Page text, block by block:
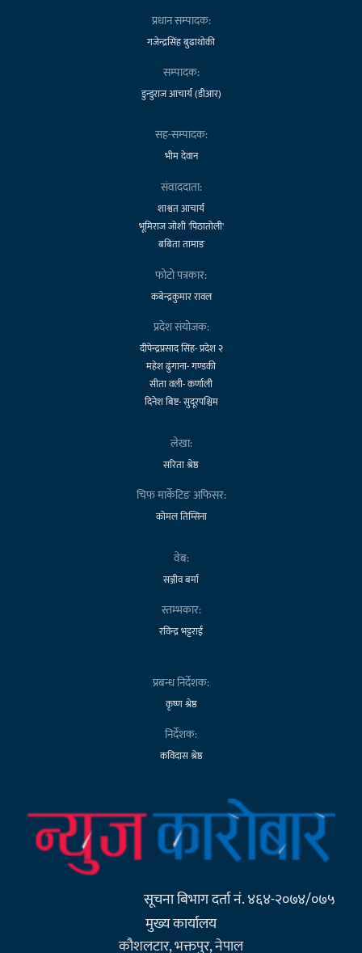
प्रधान सम्पादक:
गजेन्द्रसिंह बुढाथोकी
सम्पादक:
डुन्डुराज आचार्य (डीआर)
सह-सम्पादक:
भीम देवान
संवाददाता:
शाश्वत आचार्य
भूमिराज जोशी 'पिठातोली'
बबिता तामाङ
फोटो पत्रकार:
कबेन्द्रकुमार रावल
प्रदेश संयोजक:
दीपेन्द्रप्रसाद सिंह- प्रदेश २
महेश ढुंगाना- गण्डकी
सीता वली- कर्णाली
दिनेश बिष्ट- सुदूरपश्चिम
लेखा:
सरिता श्रेष्ठ
चिफ मार्केटिङ अफिसर:
कोमल तिम्सिना
वेब:
सञ्जीव बर्मा
स्तम्भकार:
रविन्द्र भट्टराई
प्रबन्ध निर्देशक:
कृष्ण श्रेष्ठ
निर्देशक:
कविदास श्रेष्ठ
सूचना बिभाग दर्ता नं. ४६४-२०७४/०७५
मुख्य कार्यालय
कौशलटार, भक्तपुर, नेपाल